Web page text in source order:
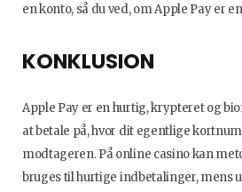
en konto, så du ved, om Apple Pay er
KONKLUSION
Apple Pay er en hurtig, krypteret og
at betale på, hvor dit egentlige
modtageren. På online casino kan
bruges til hurtige indbetalinger, mens